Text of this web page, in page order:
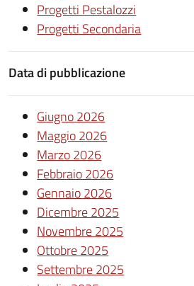
Progetti Pestalozzi
Progetti Secondaria
Data di pubblicazione
Giugno 2026
Maggio 2026
Marzo 2026
Febbraio 2026
Gennaio 2026
Dicembre 2025
Novembre 2025
Ottobre 2025
Settembre 2025